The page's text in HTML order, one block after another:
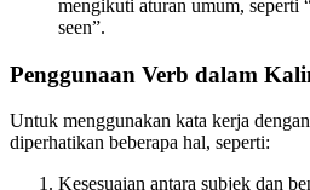
mengikuti aturan umum, seperti
seen”.
Penggunaan Verb dalam
Untuk menggunakan kata kerja
diperhatikan beberapa hal, seperti:
Kesesuaian antara subjek dan